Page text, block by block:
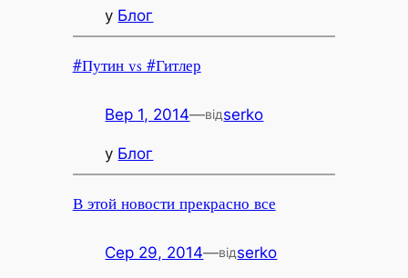
у Блог
#Путин vs #Гитлер
Вер 1, 2014—відserko
у Блог
В этой новости прекрасно все
Сер 29, 2014—відserko